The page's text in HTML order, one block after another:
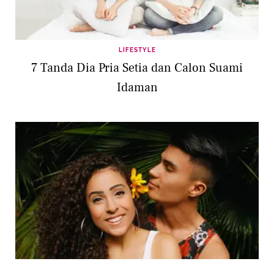
LIFESTYLE
7 Tanda Dia Pria Setia dan Calon Suami
Idaman